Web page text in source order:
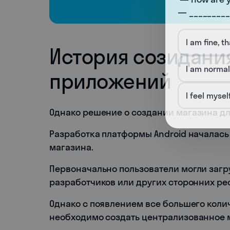
История
приложений
Однако решение о создании магазина
Разработка платформы Android
магазина.
Первоначально пользователи могли
разработчиков или других сторонних
Однако с появлением все большего
необходимо создать централизованное
— _________
I am fine,
I am
I feel